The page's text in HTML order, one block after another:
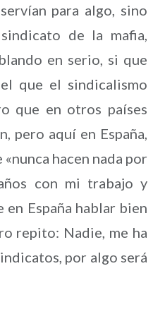
para algo, sino
de la mafia,
en serio, si que
que el sindicalismo
que en otros países
pero aquí en España,
hacen nada por
con mi trabajo y
en España hablar bien
repito: Nadie, me ha
por algo será